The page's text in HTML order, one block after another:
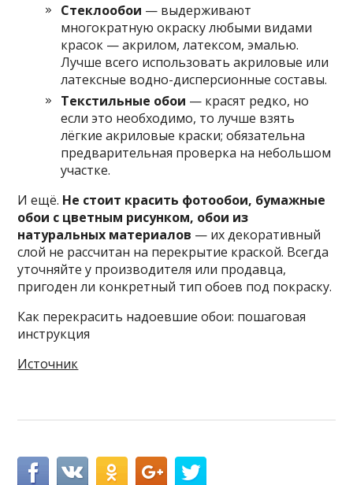
Стеклообои — выдерживают
многократную окраску любыми видами
красок — акрилом, латексом, эмалью.
Лучше всего использовать акриловые или
латексные водно-дисперсионные составы.
Текстильные обои — красят редко, но
если это необходимо, то лучше взять
лёгкие акриловые краски; обязательна
предварительная проверка на небольшом
участке.
И ещё. Не стоит красить фотообои, бумажные
обои с цветным рисунком, обои из
натуральных материалов — их декоративный
слой не рассчитан на перекрытие краской. Всегда
уточняйте у производителя или продавца,
пригоден ли конкретный тип обоев под покраску.
Как перекрасить надоевшие обои: пошаговая
инструкция
Источник